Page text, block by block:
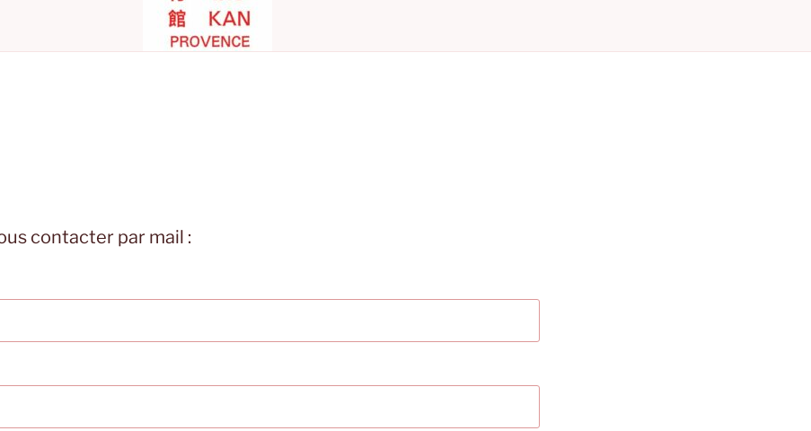
contacter par mail :